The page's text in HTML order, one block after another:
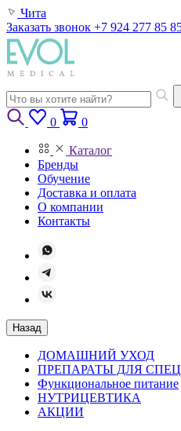
Чита
Заказать звонок +7 924 277 85
0 0
Каталог
Бренды
Обучение
Доставка и оплата
О компании
Контакты
Назад
ДОМАШНИЙ УХОД
ПРЕПАРАТЫ ДЛЯ
Функциональное питание
НУТРИЦЕВТИКА
АКЦИИ